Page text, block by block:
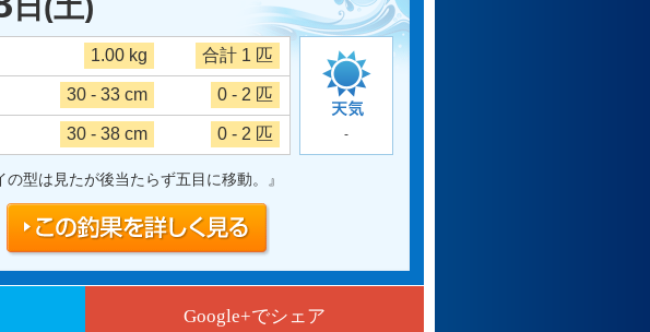
日 (土)
1.00 kg 合計 1 匹
30 - 33 cm 0 - 2 匹
30 - 38 cm 0 - 2 匹 -
の型は見たが後当たらず五目に移動。 』
Google+でシェア